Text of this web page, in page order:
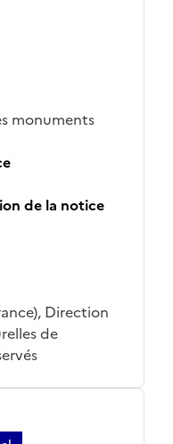
monuments
de la notice
Direction
de